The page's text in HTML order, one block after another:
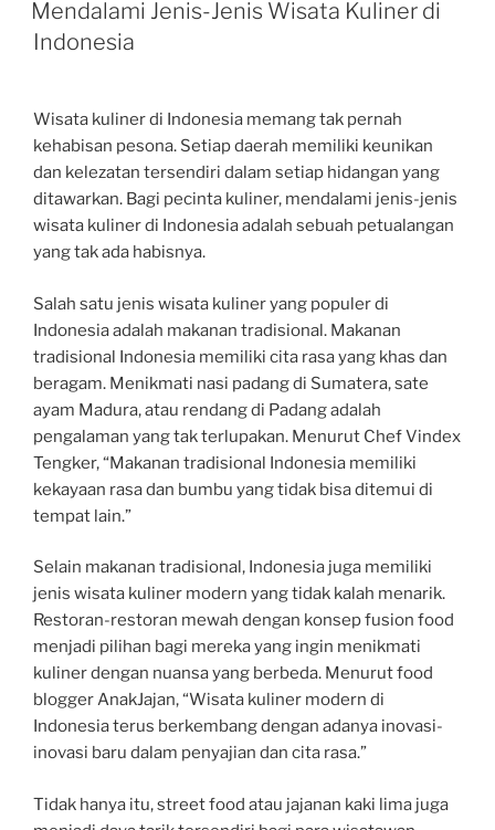
Mendalami Jenis-Jenis Wisata Kuliner di
Indonesia
Wisata kuliner di Indonesia memang tak pernah
kehabisan pesona. Setiap daerah memiliki keunikan
dan kelezatan tersendiri dalam setiap hidangan yang
ditawarkan. Bagi pecinta kuliner, mendalami jenis-jenis
wisata kuliner di Indonesia adalah sebuah petualangan
yang tak ada habisnya.
Salah satu jenis wisata kuliner yang populer di
Indonesia adalah makanan tradisional. Makanan
tradisional Indonesia memiliki cita rasa yang khas dan
beragam. Menikmati nasi padang di Sumatera, sate
ayam Madura, atau rendang di Padang adalah
pengalaman yang tak terlupakan. Menurut Chef Vindex
Tengker, “Makanan tradisional Indonesia memiliki
kekayaan rasa dan bumbu yang tidak bisa ditemui di
tempat lain.”
Selain makanan tradisional, Indonesia juga memiliki
jenis wisata kuliner modern yang tidak kalah menarik.
Restoran-restoran mewah dengan konsep fusion food
menjadi pilihan bagi mereka yang ingin menikmati
kuliner dengan nuansa yang berbeda. Menurut food
blogger AnakJajan, “Wisata kuliner modern di
Indonesia terus berkembang dengan adanya inovasi-
inovasi baru dalam penyajian dan cita rasa.”
Tidak hanya itu, street food atau jajanan kaki lima juga